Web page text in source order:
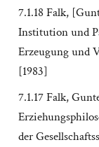
7.1.18 Falk,
Institution und
Erzeugung und
[1983]
7.1.17 Falk,
der